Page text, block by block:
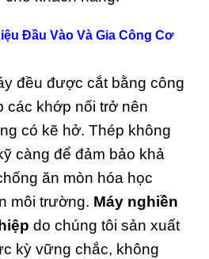
Đầu Vào Và Gia Công Cơ
đều được cắt bằng công
các khớp nối trở nên
có kẽ hở. Thép không
càng để đảm bảo khả
ăn mòn hóa học
môi trường. Máy nghiền
do chúng tôi sản xuất
kỳ vững chắc, không